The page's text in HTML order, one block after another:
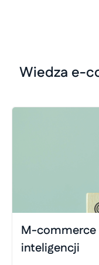
Wiedza e-
M-commerce
inteligencji